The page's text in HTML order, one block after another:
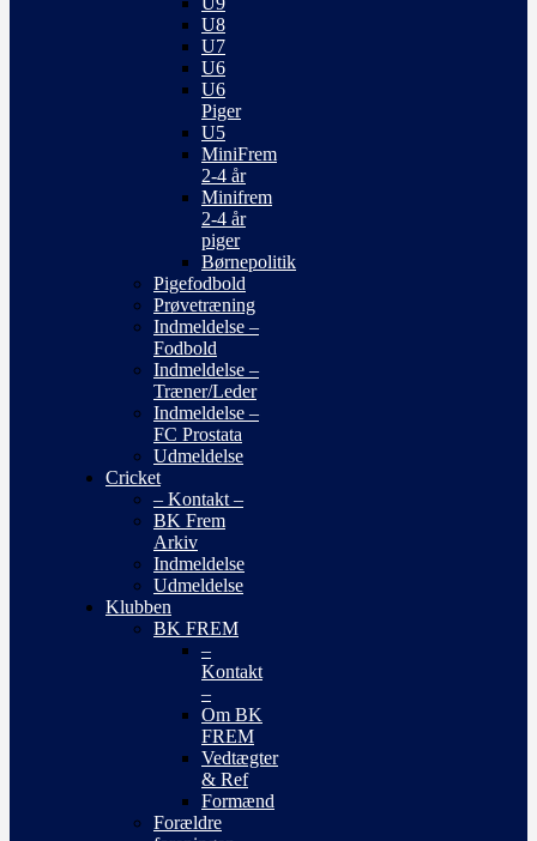
U8
U7
U6
U6
Piger
U5
MiniFrem
2-4 år
Minifrem
2-4 år
piger
Børnepolitik
Pigefodbold
Prøvetræning
Indmeldelse –
Fodbold
Indmeldelse –
Træner/Leder
Indmeldelse –
FC Prostata
Udmeldelse
Cricket
– Kontakt –
BK Frem
Arkiv
Indmeldelse
Udmeldelse
Klubben
BK FREM
–
Kontakt
–
Om BK
FREM
Vedtægter
& Ref
Formænd
Forældre